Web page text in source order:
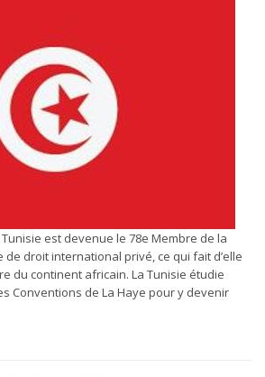
est devenue le 78e Membre de la
de droit international privé, ce qui fait d’elle
du continent africain. La Tunisie étudie
Conventions de La Haye pour y devenir